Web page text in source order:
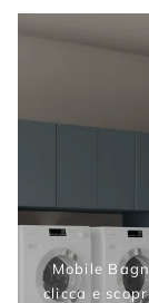
Mobile
clicca e